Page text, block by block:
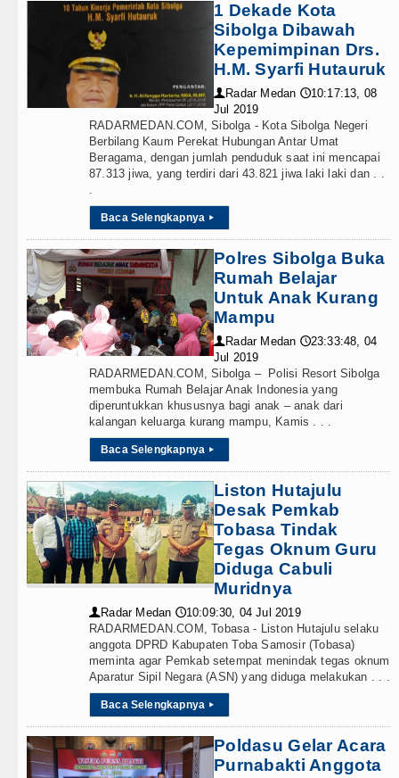
1 Dekade Kota
Sibolga Dibawah
Kepemimpinan Drs.
H.M. Syarfi Hutauruk
👤 Radar Medan 🕔10:17:13, 08
Jul 2019
RADARMEDAN.COM, Sibolga - Kota Sibolga Negeri
Berbilang Kaum Perekat Hubungan Antar Umat
Beragama, dengan jumlah penduduk saat ini mencapai
87.313 jiwa, yang terdiri dari 43.821 jiwa laki laki dan . .
.
Baca Selengkapnya ▸
Polres Sibolga Buka
Rumah Belajar
Untuk Anak Kurang
Mampu
👤 Radar Medan 🕔23:33:48, 04
Jul 2019
RADARMEDAN.COM, Sibolga – Polisi Resort Sibolga
membuka Rumah Belajar Anak Indonesia yang
diperuntukkan khususnya bagi anak – anak dari
kalangan keluarga kurang mampu, Kamis . . .
Baca Selengkapnya ▸
Liston Hutajulu
Desak Pemkab
Tobasa Tindak
Tegas Oknum Guru
Diduga Cabuli
Muridnya
👤 Radar Medan 🕔10:09:30, 04 Jul 2019
RADARMEDAN.COM, Tobasa - Liston Hutajulu selaku
anggota DPRD Kabupaten Toba Samosir (Tobasa)
meminta agar Pemkab setempat menindak tegas oknum
Aparatur Sipil Negara (ASN) yang diduga melakukan . . .
Baca Selengkapnya ▸
Poldasu Gelar Acara
Purnabakti Anggota